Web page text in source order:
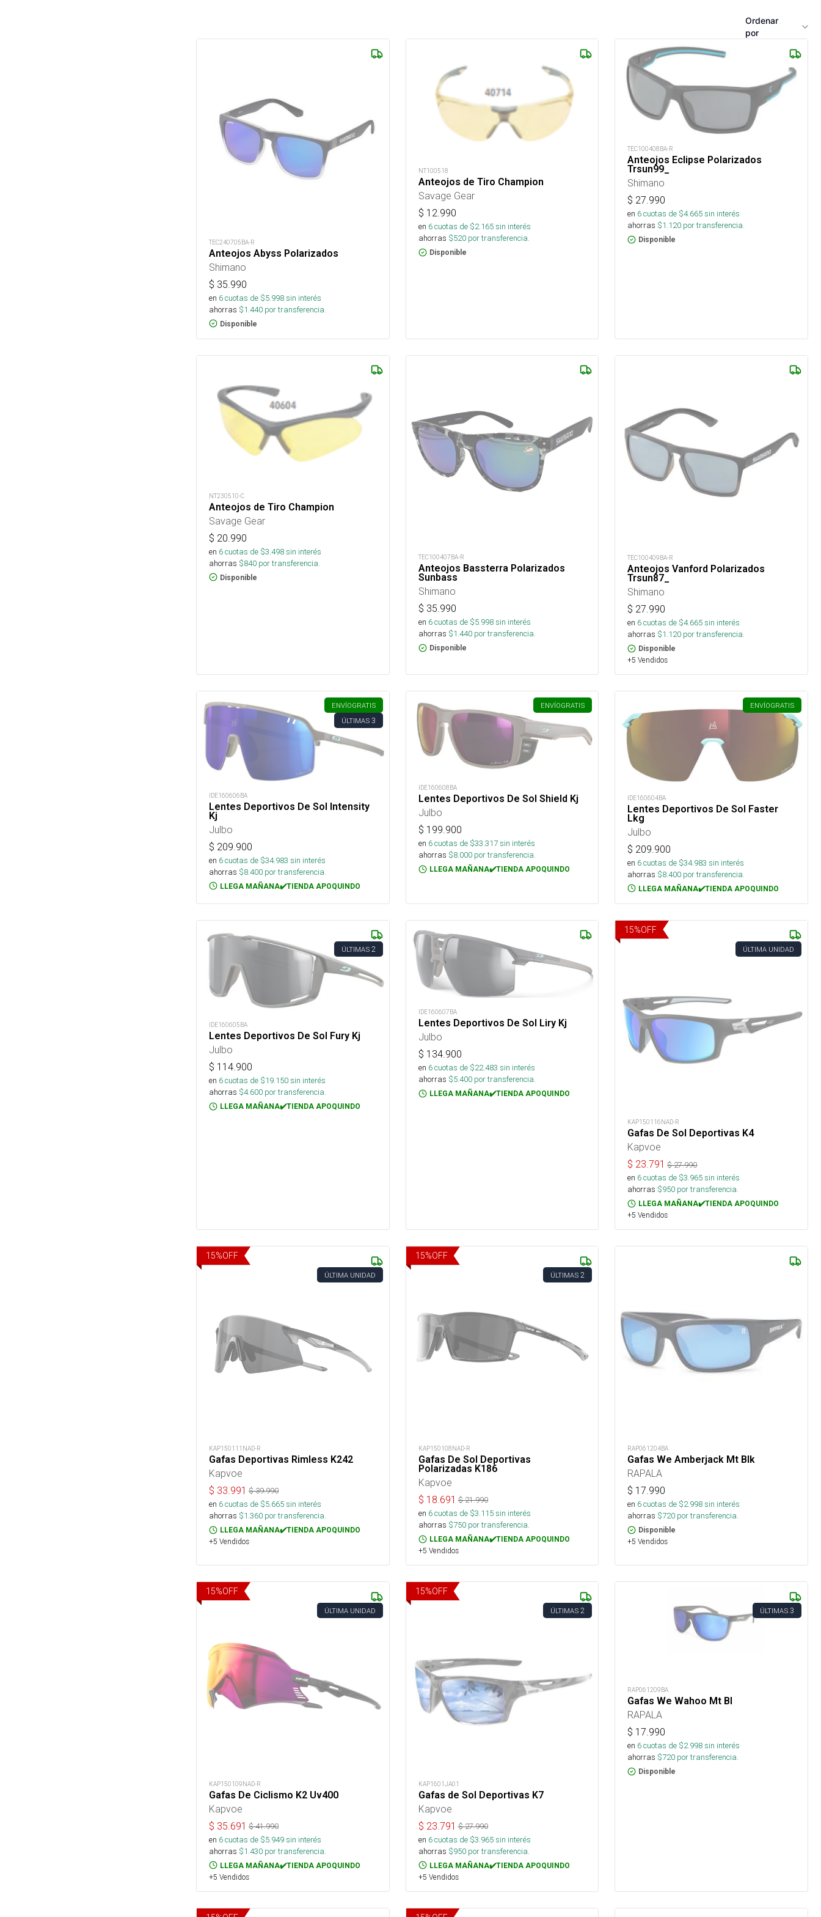
Ordenar
por
TEC240705BA-R
Anteojos Abyss Polarizados
Shimano
$ 35.990
en 6cuotas de $5.998sin interés
ahorras $1.440 por transferencia.
Disponible
NT100518
Anteojos de Tiro Champion
Savage Gear
$ 12.990
en 6cuotas de $2.165sin interés
ahorras $520por transferencia.
Disponible
TEC100408BA-R
Anteojos Eclipse Polarizados
Trsun99_
Shimano
$ 27.990
en 6cuotas de $4.665sin interés
ahorras $1.120 por transferencia.
Disponible
NT230510-C
Anteojos de Tiro Champion
Savage Gear
$ 20.990
en 6cuotas de $3.498sin interés
ahorras $840 por transferencia.
Disponible
TEC100407BA-R
Anteojos Bassterra Polarizados
Sunbass
Shimano
$ 35.990
en 6cuotas de $5.998sin interés
ahorras $1.440por transferencia.
Disponible
TEC100409BA-R
Anteojos Vanford Polarizados
Trsun87_
Shimano
$ 27.990
en 6cuotas de $4.665sin interés
ahorras $1.120 por transferencia.
Disponible
+5 Vendidos
ENVÍOGRATIS
ÚLTIMAS 3
IDE160606BA
Lentes Deportivos De Sol Intensity
Kj
Julbo
$ 209.900
en 6cuotas de $34.983 sin interés
ahorras $8.400 por transferencia.
LLEGA MAÑANA✔️TIENDA APOQUINDO
ENVÍOGRATIS
IDE160608BA
Lentes Deportivos De Sol Shield Kj
Julbo
$ 199.900
en 6cuotas de $33.317sin interés
ahorras $8.000por transferencia.
LLEGA MAÑANA✔️TIENDA APOQUINDO
ENVÍOGRATIS
IDE160604BA
Lentes Deportivos De Sol Faster
Lkg
Julbo
$ 209.900
en 6cuotas de $34.983 sin interés
ahorras $8.400 por transferencia.
LLEGA MAÑANA✔️TIENDA APOQUINDO
ÚLTIMAS 2
IDE160605BA
Lentes Deportivos De Sol Fury Kj
Julbo
$ 114.900
en 6cuotas de $19.150sin interés
ahorras $4.600 por transferencia.
LLEGA MAÑANA✔️TIENDA APOQUINDO
IDE160607BA
Lentes Deportivos De Sol Liry Kj
Julbo
$ 134.900
en 6cuotas de $22.483 sin interés
ahorras $5.400por transferencia.
LLEGA MAÑANA✔️TIENDA APOQUINDO
15%OFF
ÚLTIMA UNIDAD
KAP150116NAD-R
Gafas De Sol Deportivas K4
Kapvoe
$ 23.791 $27.990
en 6cuotas de $3.965sin interés
ahorras $950 por transferencia.
LLEGA MAÑANA✔️TIENDA APOQUINDO
+5 Vendidos
15%OFF
ÚLTIMA UNIDAD
KAP150111NAD-R
Gafas Deportivas Rimless K242
Kapvoe
$ 33.991 $39.990
en 6cuotas de $5.665sin interés
ahorras $1.360 por transferencia.
LLEGA MAÑANA✔️TIENDA APOQUINDO
+5 Vendidos
15%OFF
ÚLTIMAS 2
KAP150108NAD-R
Gafas De Sol Deportivas
Polarizadas K186
Kapvoe
$ 18.691 $21.990
en 6cuotas de $3.115sin interés
ahorras $750por transferencia.
LLEGA MAÑANA✔️TIENDA APOQUINDO
+5 Vendidos
RAP061204BA
Gafas We Amberjack Mt Blk
RAPALA
$ 17.990
en 6cuotas de $2.998sin interés
ahorras $720 por transferencia.
Disponible
+5 Vendidos
15%OFF
ÚLTIMA UNIDAD
KAP150109NAD-R
Gafas De Ciclismo K2 Uv400
Kapvoe
$ 35.691 $41.990
en 6cuotas de $5.949sin interés
ahorras $1.430 por transferencia.
LLEGA MAÑANA✔️TIENDA APOQUINDO
+5 Vendidos
15%OFF
ÚLTIMAS 2
KAP1601JA01
Gafas de Sol Deportivas K7
Kapvoe
$ 23.791 $27.990
en 6cuotas de $3.965sin interés
ahorras $950por transferencia.
LLEGA MAÑANA✔️TIENDA APOQUINDO
+5 Vendidos
ÚLTIMAS 3
RAP061209BA
Gafas We Wahoo Mt Bl
RAPALA
$ 17.990
en 6cuotas de $2.998sin interés
ahorras $720 por transferencia.
Disponible